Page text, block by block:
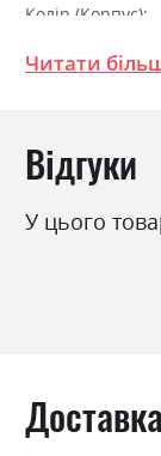
Колір (Корпус):
Колір матеріалу
Матеріал
Тканина
Читати
Відгуки
У цього
Доставка